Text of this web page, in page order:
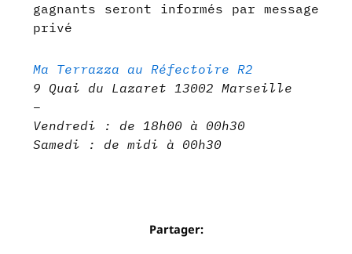
gagnants seront informés par message
privé
Ma Terrazza au Réfectoire R2
9 Quai du Lazaret 13002 Marseille
–
Vendredi : de 18h00 à 00h30
Samedi : de midi à 00h30
Partager: